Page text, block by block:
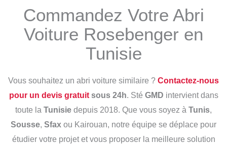
Commandez Votre Abri
Voiture Rosebenger en
Tunisie
Vous souhaitez un abri voiture similaire ? Contactez-nous
pour un devis gratuitsous 24h. Sté GMD intervient dans
toute la Tunisie depuis 2018. Que vous soyez à Tunis,
Sousse, Sfax ou Kairouan, notre équipe se déplace pour
étudier votre projet et vous proposer la meilleure solution